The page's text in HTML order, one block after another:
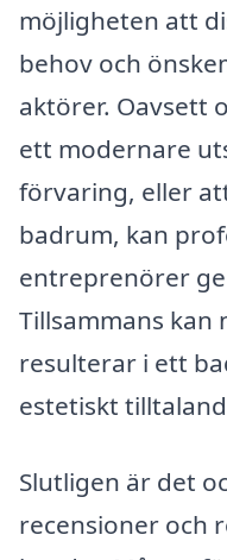
möjligheten att
behov och
aktörer. Oavsett
ett modernare
förvaring, eller
badrum, kan
entreprenörer
Tillsammans kan
resulterar i ett
estetiskt
Slutligen är det
recensioner och